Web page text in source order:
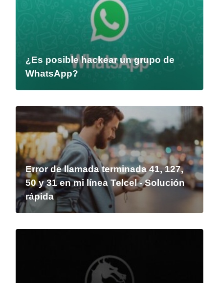
¿Es posible hackear un grupo de
WhatsApp?
Error de llamada terminada 41, 127,
50 y 31 en mi línea Telcel - Solución
rápida